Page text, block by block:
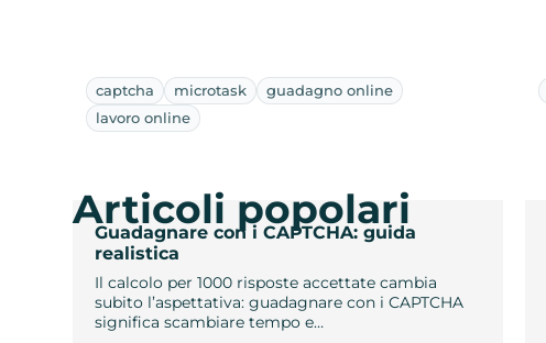
captcha microtask
guadagno online
lavoro online
Guadagnare con i CAPTCHA: guida
realistica
Il calcolo per 1000 risposte accettate cambia
subito l’aspettativa: guadagnare con i CAPTCHA
significa scambiare tempo e…
Articoli popolari